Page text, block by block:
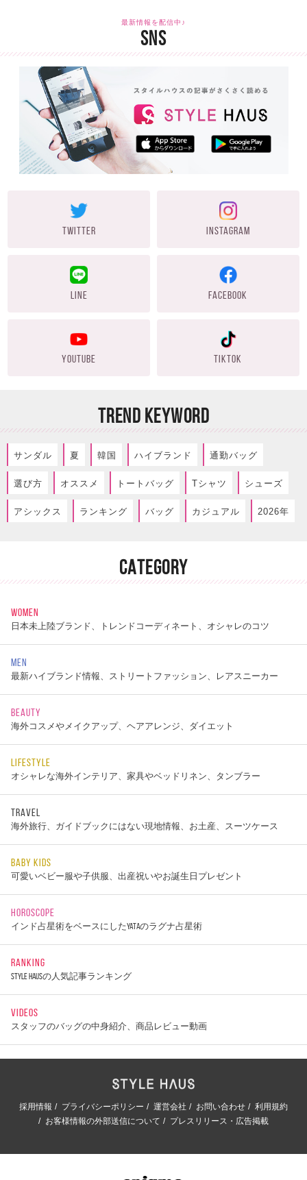
最新情報を配信中♪
SNS
TWITTER INSTAGRAM
LINE FACEBOOK
YOUTUBE TIKTOK
TREND KEYWORD
サンダル 夏 韓国 ハイブランド 通勤バッグ
選び方 オススメ トートバッグ Tシャツ シューズ
アシックス ランキング バッグ カジュアル 2026年
CATEGORY
WOMEN
日本未上陸ブランド、トレンドコーディネート、オシャレのコツ
MEN
最新ハイブランド情報、ストリートファッション、レアスニーカー
BEAUTY
海外コスメやメイクアップ、ヘアアレンジ、ダイエット
LIFESTYLE
オシャレな海外インテリア、家具やベッドリネン、タンブラー
TRAVEL
海外旅行、ガイドブックにはない現地情報、お土産、スーツケース
BABY KIDS
可愛いベビー服や子供服、出産祝いやお誕生日プレゼント
HOROSCOPE
インド占星術をベースにしたYATAのラグナ占星術
RANKING
STYLE HAUSの人気記事ランキング
VIDEOS
スタッフのバッグの中身紹介、商品レビュー動画
採用情報 プライバシーポリシー 運営会社 お問い合わせ
利用規約
お客様情報の外部送信について
プレスリリース・広告掲載